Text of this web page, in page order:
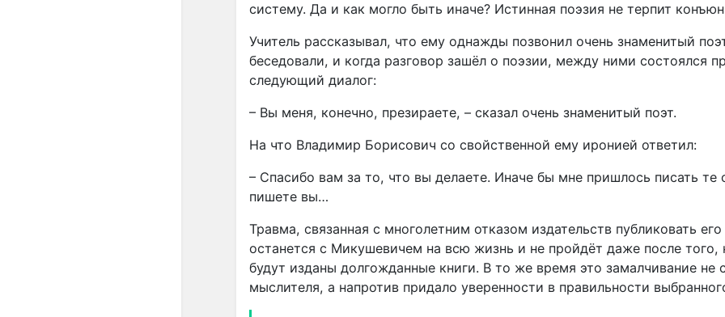
систему. Да и как могло быть иначе? Истинная поэзия не терпит
Учитель рассказывал, что ему однажды позвонил очень знаменитый
беседовали, и когда разговор зашёл о поэзии, между ними состоялся
следующий диалог:
– Вы меня, конечно, презираете, – сказал очень знаменитый поэт.
На что Владимир Борисович со свойственной ему иронией ответил:
– Спасибо вам за то, что вы делаете. Иначе бы мне пришлось писать те
пишете вы…
Травма, связанная с многолетним отказом издательств публиковать
останется с Микушевичем на всю жизнь и не пройдёт даже после того,
будут изданы долгожданные книги. В то же время это замалчивание не
мыслителя, а напротив придало уверенности в правильности